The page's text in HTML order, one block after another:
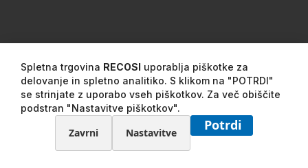
Spletna trgovina RECOSI uporablja piškotke za
delovanje in spletno analitiko. S klikom na "POTRDI"
se strinjate z uporabo vseh piškotkov. Za več obiščite
podstran "Nastavitve piškotkov".
Zavrni Nastavitve Potrdi